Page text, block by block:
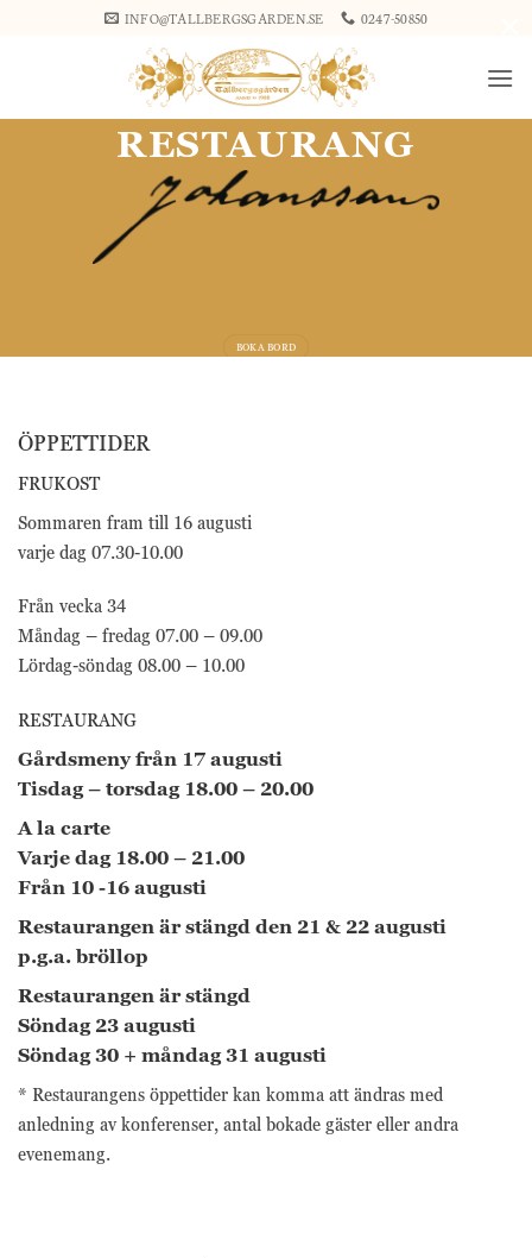
INFO@TALLBERGSGARDEN.SE 0247-50850
RESTAURANG
BOKA BORD
ÖPPETTIDER
FRUKOST
Sommaren fram till 16 augusti
varje dag 07.30-10.00
Från vecka 34
Måndag – fredag 07.00 – 09.00
Lördag-söndag 08.00 – 10.00
RESTAURANG
Gårdsmeny från 17 augusti
Tisdag – torsdag 18.00 – 20.00
A la carte
Varje dag 18.00 – 21.00
Från 10 -16 augusti
Restaurangen är stängd den 21 & 22 augusti
p.g.a. bröllop
Restaurangen är stängd
Söndag 23 augusti
Söndag 30 + måndag 31 augusti
* Restaurangens öppettider kan komma att ändras med
anledning av konferenser, antal bokade gäster eller andra
evenemang.
Nödvändiga
funktioner och
fungerar inte
på det avsedda